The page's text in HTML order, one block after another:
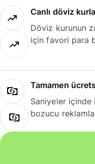
Canlı döviz
Döviz kurunun
için favori para
Tamamen
Saniyeler
bozucu